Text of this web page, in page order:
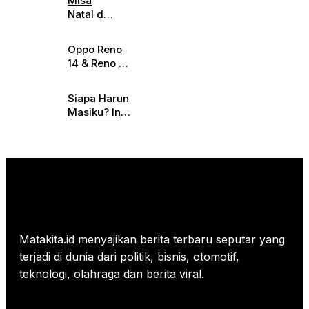
Indonesia
Desain
Futuristik
Canggih
Jadi
Natal di
Jakarta
Digelar
Simak
Informasi
Oppo Reno
14 & Reno 14
Ini
Spesifikasi
Harganya
Siapa Harun
Masiku? Ini
Matakita.id menyajikan berita terbaru seputar yang
terjadi di dunia dari politik, bisnis, otomotif,
teknologi, olahraga dan berita viral.